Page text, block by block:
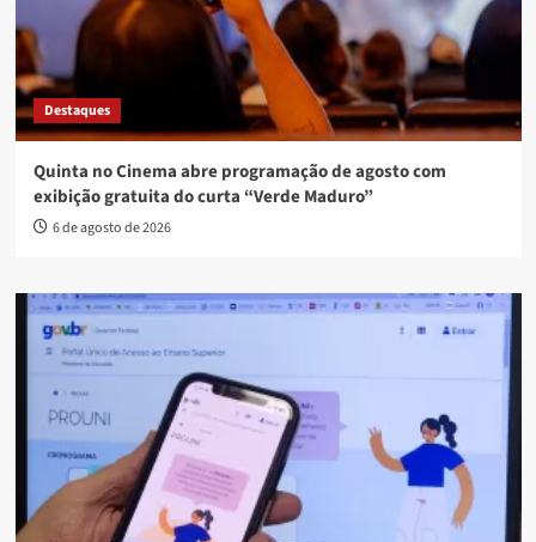
Destaques
Quinta no Cinema abre programação de agosto com
exibição gratuita do curta “Verde Maduro”
6 de agosto de 2026